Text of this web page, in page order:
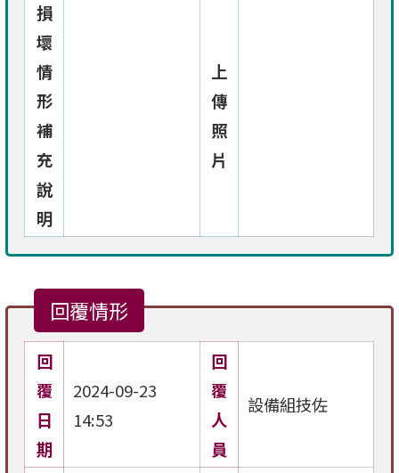
損
壞
情
形
補
充
說
明
上
傳
照
片
回覆情形
回
覆
日
期
2024-09-23
14:53
回
覆
人
員
設備組技佐